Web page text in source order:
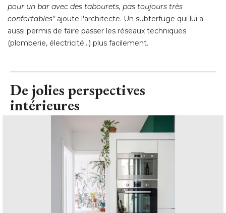
pour un bar avec des tabourets, pas toujours très
confortables"ajoute l'architecte. Un subterfuge qui lui a
aussi permis de faire passer les réseaux techniques
(plomberie, électricité...) plus facilement.
De jolies perspectives
intérieures